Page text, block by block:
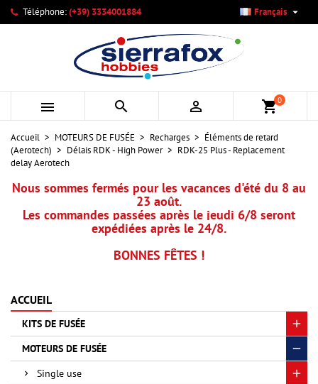
Téléphone:(+39) 3334001884 Français 
   shopping_cart0
Accueil MOTEURS DE FUSÉE Recharges
Éléments de retard
(Aerotech)
Délais RDK - High Power
RDK-25 Plus - Replacement
delay Aerotech
Nous sommes fermés pour les vacances d'été du 8 au
23 août.
Les commandes passées après le jeudi 6/8 seront
expédiées après le 24/8.
BONNES FÊTES !
ACCUEIL
KITS DE FUSÉE
MOTEURS DE FUSÉE
Single use
Mes listes d'envies ×
Créer une nouvelle liste
Créer une liste d'envies ×
Nom de la liste d'envies
Annuler Créer une liste d'envies
Connexion ×
Vous devez être connecté pour ajouter des produits à votre
liste d'envies.
Annuler Connexion